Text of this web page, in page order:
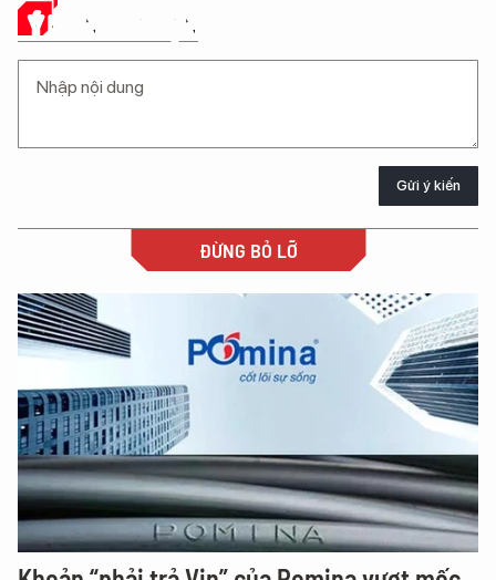
Ý KIẾN CỦA BẠN
Gửi ý kiến
ĐỪNG BỎ LỠ